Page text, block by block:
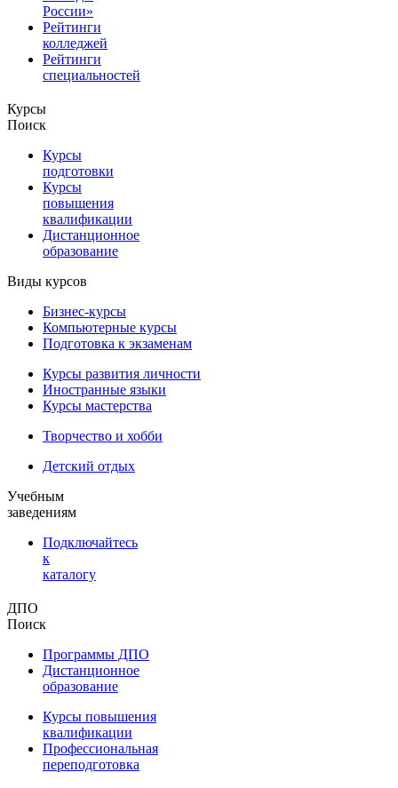
России»
Рейтинги
колледжей
Рейтинги
специальностей
Курсы
Поиск
Курсы
подготовки
Курсы
повышения
квалификации
Дистанционное
образование
Виды курсов
Бизнес-курсы
Компьютерные курсы
Подготовка к экзаменам
Курсы развития личности
Иностранные языки
Курсы мастерства
Творчество и хобби
Детский отдых
Учебным
заведениям
Подключайтесь
к
каталогу
ДПО
Поиск
Программы ДПО
Дистанционное
образование
Курсы повышения
квалификации
Профессиональная
переподготовка